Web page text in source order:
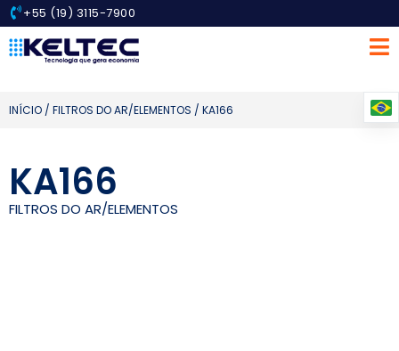
+55 (19) 3115-7900
INÍCIO / FILTROS DO AR/ELEMENTOS / KA166
KA166
FILTROS DO AR/ELEMENTOS